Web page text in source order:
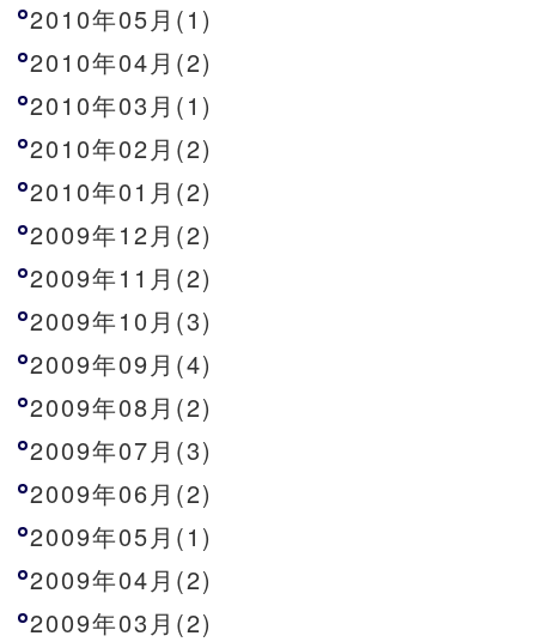
2010年05月(1)
2010年04月(2)
2010年03月(1)
2010年02月(2)
2010年01月(2)
2009年12月(2)
2009年11月(2)
2009年10月(3)
2009年09月(4)
2009年08月(2)
2009年07月(3)
2009年06月(2)
2009年05月(1)
2009年04月(2)
2009年03月(2)